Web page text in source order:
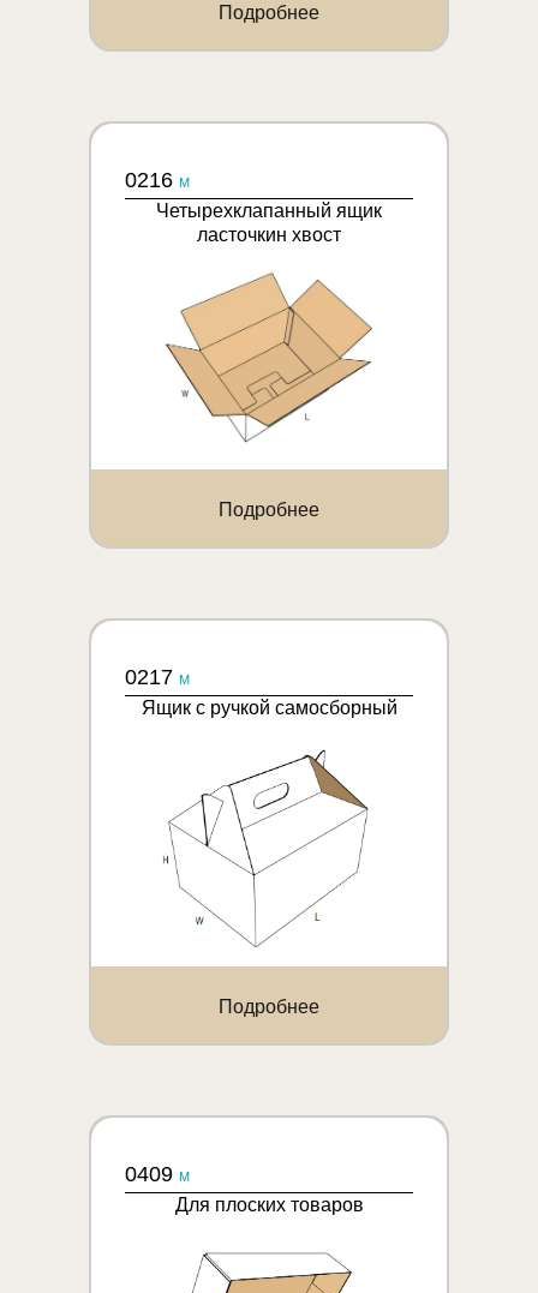
Подробнее
0216 M
Четырехклапанный ящик
ласточкин хвост
Подробнее
0217 M
Ящик с ручкой самосборный
Подробнее
0409 M
Для плоских товаров